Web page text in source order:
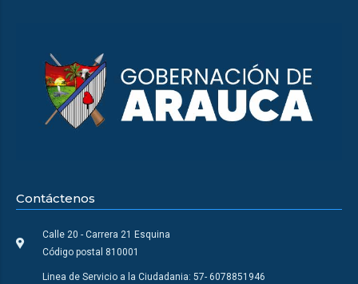
Contáctenos
Calle 20 - Carrera 21 Esquina
Código postal 810001
Linea de Servicio a la Ciudadania: 57- 6078851946